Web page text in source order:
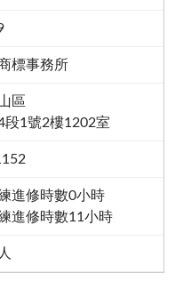
標事務所
區
段1號2樓1202室
進修時數0小時
進修時數11小時